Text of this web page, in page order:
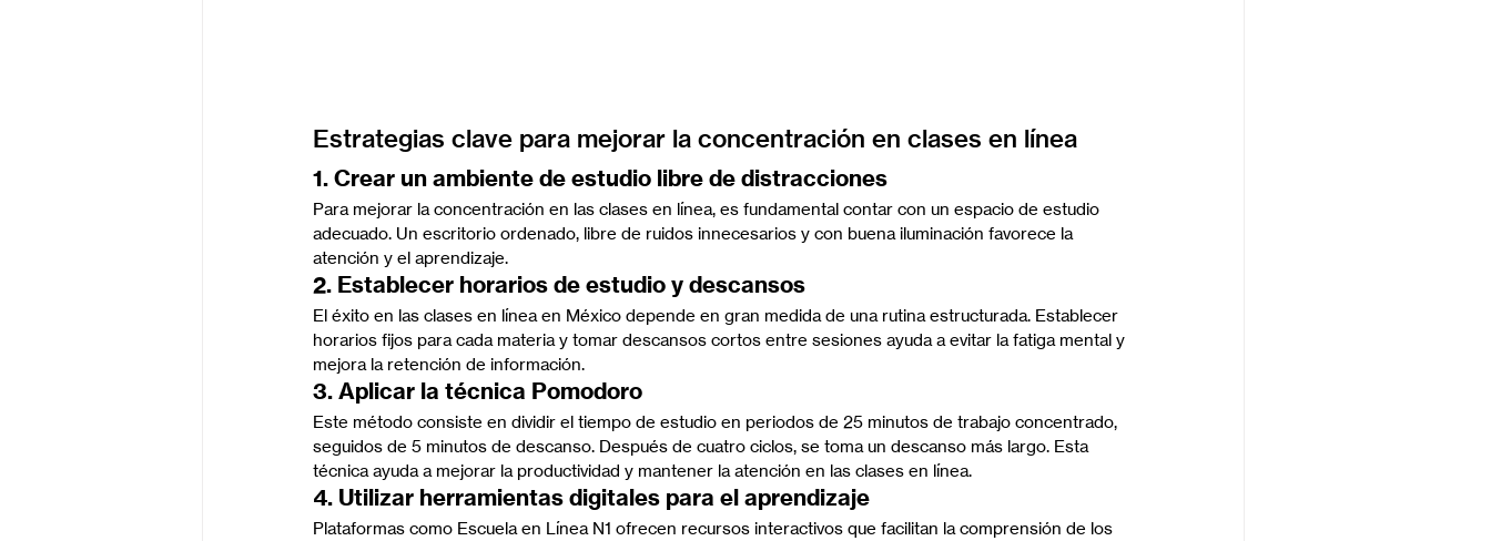
Estrategias clave para mejorar la concentración en clases en línea
1. Crear un ambiente de estudio libre de distracciones
Para mejorar la concentración en las clases en línea, es fundamental contar con un espacio de estudio
adecuado. Un escritorio ordenado, libre de ruidos innecesarios y con buena iluminación favorece la
atención y el aprendizaje.
2. Establecer horarios de estudio y descansos
El éxito en las clases en línea en México depende en gran medida de una rutina estructurada. Establecer
horarios fijos para cada materia y tomar descansos cortos entre sesiones ayuda a evitar la fatiga mental y
mejora la retención de información.
3. Aplicar la técnica Pomodoro
Este método consiste en dividir el tiempo de estudio en periodos de 25 minutos de trabajo concentrado,
seguidos de 5 minutos de descanso. Después de cuatro ciclos, se toma un descanso más largo. Esta
técnica ayuda a mejorar la productividad y mantener la atención en las clases en línea.
4. Utilizar herramientas digitales para el aprendizaje
Plataformas como Escuela en Línea N1 ofrecen recursos interactivos que facilitan la comprensión de los